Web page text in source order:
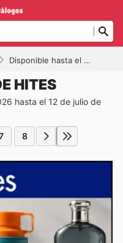
Disponible hasta el 12-07-2026
HITES
hasta el 12 de julio de
8